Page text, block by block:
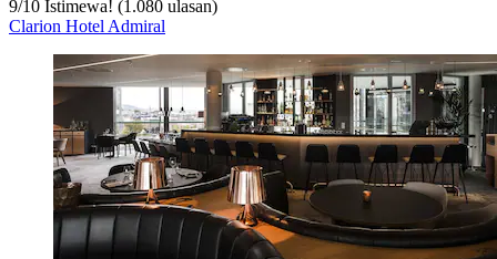
9/10 Istimewa! (1.080 ulasan)
Clarion Hotel Admiral